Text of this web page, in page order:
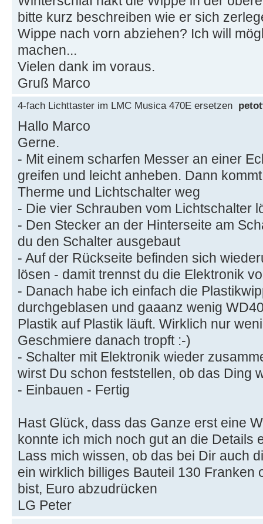
bitte kurz beschreiben wie er sich
Wippe nach vorn abziehen? Ich will
machen...
Vielen dank im voraus.
Gruß Marco
4-fach Lichttaster im LMC Musica 470E ersetzen
Hallo Marco
Gerne.
- Mit einem scharfen Messer an einer
greifen und leicht anheben. Dann
Therme und Lichtschalter weg
- Die vier Schrauben vom Lichtschalter
- Den Stecker an der Hinterseite am
du den Schalter ausgebaut
- Auf der Rückseite befinden sich
lösen - damit trennst du die Elektronik
- Danach habe ich einfach die
durchgeblasen und gaaanz wenig
Plastik auf Plastik läuft. Wirklich nur
Geschmiere danach tropft :-)
- Schalter mit Elektronik wieder
wirst Du schon feststellen, ob das Ding
- Einbauen - Fertig
Hast Glück, dass das Ganze erst eine
konnte ich mich noch gut an die Details
Lass mich wissen, ob das bei Dir auch
ein wirklich billiges Bauteil 130 Franken
bist, Euro abzudrücken
LG Peter